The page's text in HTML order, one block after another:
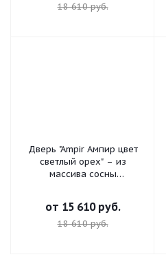
18 610 руб.
Дверь "Ampir Ампир цвет
светлый орех" – из
массива сосны
от 15 610 руб.
18 610 руб.